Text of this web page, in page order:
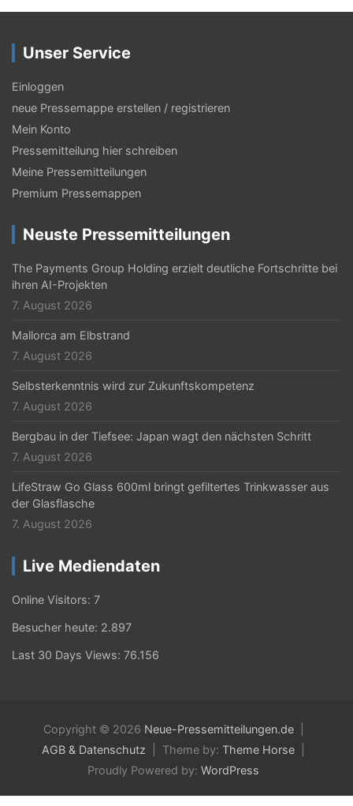
Unser Service
Einloggen
neue Pressemappe erstellen / registrieren
Mein Konto
Pressemitteilung hier schreiben
Meine Pressemitteilungen
Premium Pressemappen
Neuste Pressemitteilungen
The Payments Group Holding erzielt deutliche Fortschritte bei
ihren AI-Projekten
7. August 2026
Mallorca am Elbstrand
7. August 2026
Selbsterkenntnis wird zur Zukunftskompetenz
7. August 2026
Bergbau in der Tiefsee: Japan wagt den nächsten Schritt
7. August 2026
LifeStraw Go Glass 600ml bringt gefiltertes Trinkwasser aus
der Glasflasche
7. August 2026
Live Mediendaten
Online Visitors: 7
Besucher heute: 2.897
Last 30 Days Views: 76.156
Copyright © 2026 Neue-Pressemitteilungen.de
AGB & Datenschutz
Theme by: Theme Horse
Proudly Powered by: WordPress